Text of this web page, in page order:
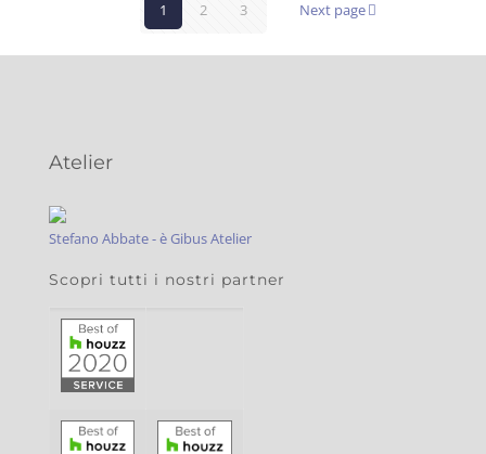
1 2 3 Next page
Atelier
Stefano Abbate - è Gibus Atelier
Scopri tutti i nostri partner